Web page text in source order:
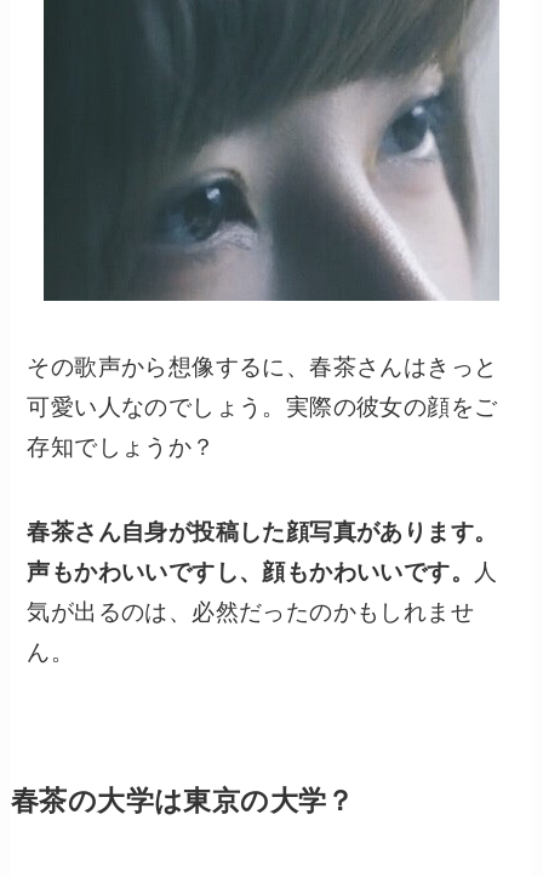
その歌声から想像するに、春茶さんはきっと
可愛い人なのでしょう。実際の彼女の顔をご
存知でしょうか？
春茶さん自身が投稿した顔写真があります。
声もかわいいですし、顔もかわいいです。
人
気が出るのは、必然だったのかもしれませ
ん。
春茶の大学は東京の大学？